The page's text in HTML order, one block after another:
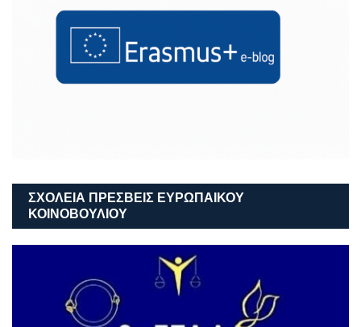
ΣΧΟΛΕΙΑ ΠΡΕΣΒΕΙΣ ΕΥΡΩΠΑΙΚΟΥ
ΚΟΙΝΟΒΟΥΛΙΟΥ